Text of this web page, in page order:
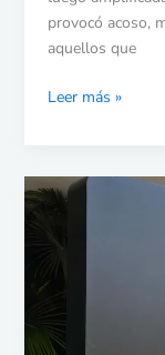
provocó acoso,
aquellos que
Leer más »
Apple
a
ejecutivo
de
Google